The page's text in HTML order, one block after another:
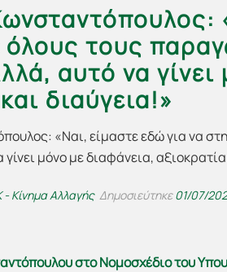
τους
αυτό να
διαύγεια!»
Κίνημα Αλλαγής Δημοσιεύτηκε01/07/
στο Νομοσχέδιο του